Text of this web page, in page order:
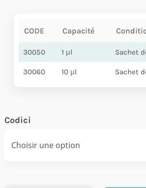
CODE Capacité
30050 1 μl Sachet
30060 10 μl Sachet
Codici